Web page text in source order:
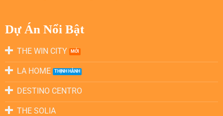
Dự Án Nổi Bật
THE WIN CITY
LA HOME
DESTINO CENTRO
THE SOLIA